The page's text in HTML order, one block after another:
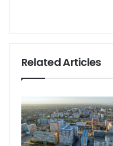
о
т
Related Articles